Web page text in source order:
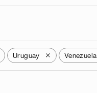
Uruguay X Venezuela